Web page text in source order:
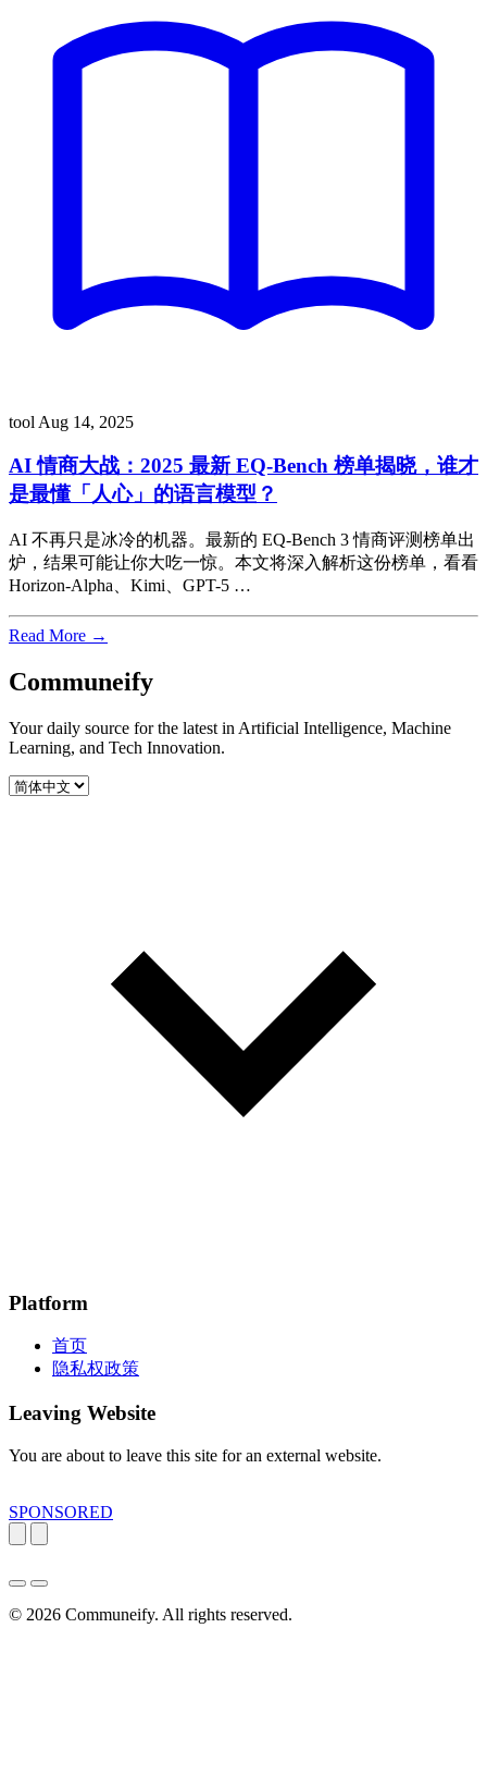
tool Aug 14, 2025
AI 情商大战：2025 最新 EQ-Bench 榜单揭晓，谁才
是最懂「人心」的语言模型？
AI 不再只是冰冷的机器。最新的 EQ-Bench 3 情商评测榜单出
炉，结果可能让你大吃一惊。本文将深入解析这份榜单，看看
Horizon-Alpha、Kimi、GPT-5 …
Read More →
Communeify
Your daily source for the latest in Artificial Intelligence, Machine
Learning, and Tech Innovation.
Platform
首页
隐私权政策
Leaving Website
You are about to leave this site for an external website.
SPONSORED
© 2026 Communeify. All rights reserved.